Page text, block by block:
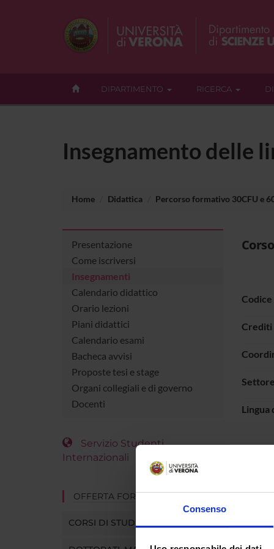
Consenso
DIPARTIMENTO RICERCA
Insegnamento delle
Home Didattica Percorso formativo 30CFU e
Presentazione
Come iscriversi
Insegnamenti
Calendario didattico
Orario lezioni
Piani didattici
Calendario esami
Bacheca avvisi
Proposte tesi e stage
Organi collegiali e di governo
Docenti
Servizio Studenti
Internazionali
OFFERTA FORMATIVA
CORSI DI STUDIO
Crediti
Lingua
A